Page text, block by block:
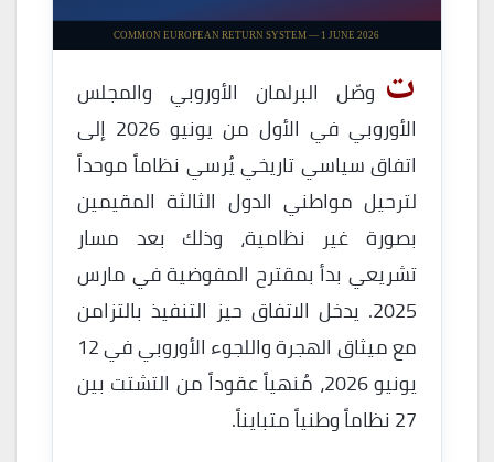
COMMON EUROPEAN RETURN SYSTEM — 1 JUNE 2026
ت وصّل البرلمان الأوروبي والمجلس
الأوروبي في الأول من يونيو 2026 إلى
اتفاق سياسي تاريخي يُرسي نظاماً موحداً
لترحيل مواطني الدول الثالثة المقيمين
بصورة غير نظامية، وذلك بعد مسار
تشريعي بدأ بمقترح المفوضية في مارس
2025. يدخل الاتفاق حيز التنفيذ بالتزامن
مع ميثاق الهجرة واللجوء الأوروبي في 12
يونيو 2026، مُنهياً عقوداً من التشتت بين
27 نظاماً وطنياً متبايناً.